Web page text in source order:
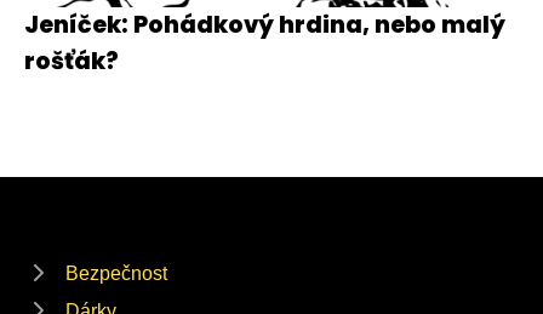
Jeníček: Pohádkový hrdina, nebo malý
rošťák?
Bezpečnost